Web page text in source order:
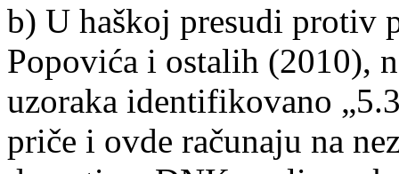
b) U haškoj presudi protiv
Popovića i ostalih (2010),
uzoraka identifikovano
priče i ovde računaju na